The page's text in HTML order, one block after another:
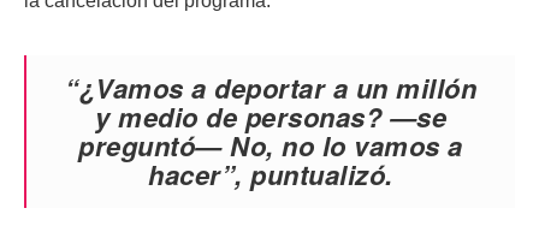
“¿Vamos a deportar a un millón
y medio de personas? —se
preguntó—No, no lo vamos a
hacer”, puntualizó.